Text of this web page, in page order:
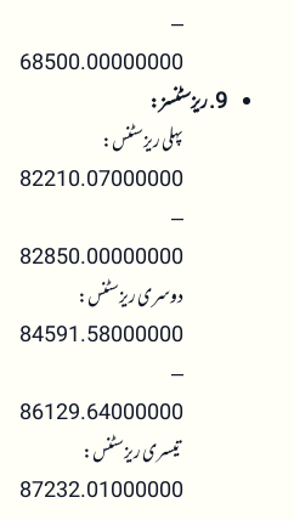
–
68500.00000000
9. ریزسٹنسز:
پہلی ریزسٹنس:
82210.07000000
–
82850.00000000
دوسری ریزسٹنس:
84591.58000000
–
86129.64000000
تیسری ریزسٹنس:
87232.01000000